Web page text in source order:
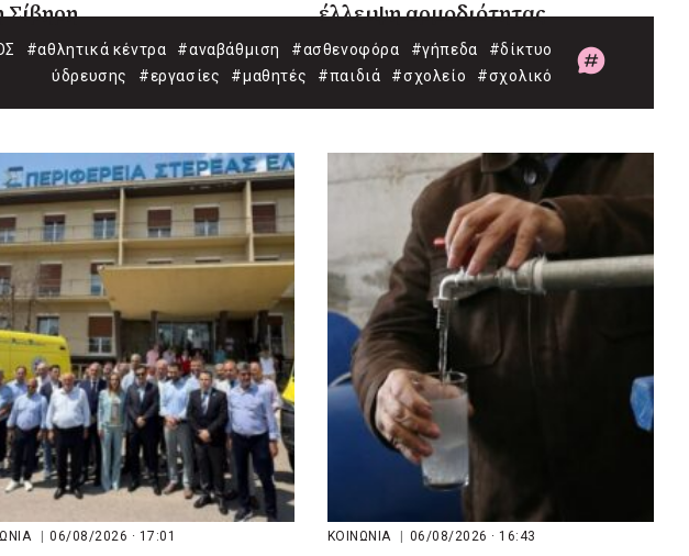
Σίβηρη
έλλειψη αρμοδιότητας
#αθλητικά κέντρα #αναβάθμιση #ασθενοφόρα #γήπεδα
#δίκτυο
ύδρευσης
#εργασίες #μαθητές #παιδιά #σχολείο #σχολικό
06/08/2026 · 17:01 ΚΟΙΝΩΝΙΑ 06/08/2026 · 16:43